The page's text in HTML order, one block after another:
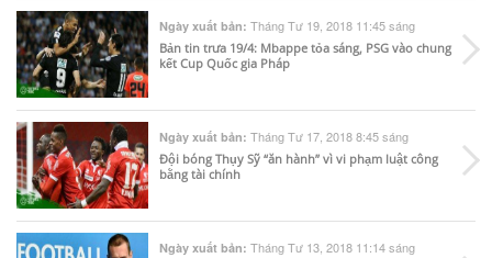
Ngày xuất bản: Tháng Tư 19, 2018 11:45 sáng
Bản tin trưa 19/4: Mbappe tỏa sáng, PSG vào chung
kết Cup Quốc gia Pháp
Ngày xuất bản: Tháng Tư 17, 2018 8:45 sáng
Đội bóng Thụy Sỹ “ăn hành” vì vi phạm luật công
bằng tài chính
Ngày xuất bản: Tháng Tư 13, 2018 11:14 sáng